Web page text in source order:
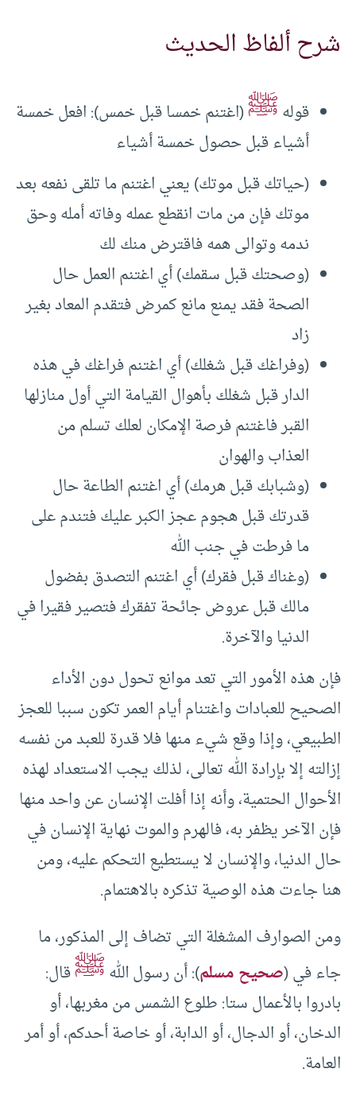
شرح ألفاظ الحديث
قولهﷺ(اغتنم خمسا قبل خمس): افعل خمسة
أشياء قبل حصول خمسة أشياء
(حياتك قبل موتك) يعني اغتنم ما تلقى نفعه بعد
موتك فإن من مات انقطع عمله وفاته أمله وحق
ندمه وتوالى همه فاقترض منك لك
(وصحتك قبل سقمك) أي اغتنم العمل حال
الصحة فقد يمنع مانع كمرض فتقدم المعاد بغير
زاد
(وفراغك قبل شغلك) أي اغتنم فراغك في هذه
الدار قبل شغلك بأهوال القيامة التي أول منازلها
القبر فاغتنم فرصة الإمكان لعلك تسلم من
العذاب والهوان
(وشبابك قبل هرمك) أي اغتنم الطاعة حال
قدرتك قبل هجوم عجز الكبر عليك فتندم على
ما فرطت في جنب الله
(وغناك قبل فقرك) أي اغتنم التصدق بفضول
مالك قبل عروض جائحة تفقرك فتصير فقيرا في
الدنيا والآخرة.
فإن هذه الأمور التي تعد موانع تحول دون الأداء
الصحيح للعبادات واغتنام أيام العمر تكون سببا للعجز
الطبيعي، وإذا وقع شيء منها فلا قدرة للعبد من نفسه
إزالته إلا بإرادة الله تعالى، لذلك يجب الاستعداد لهذه
الأحوال الحتمية، وأنه إذا أفلت الإنسان عن واحد منها
فإن الآخر يظفر به، فالهرم والموت نهاية الإنسان في
حال الدنيا، والإنسان لا يستطيع التحكم عليه، ومن
هنا جاءت هذه الوصية تذكره بالاهتمام.
ومن الصوارف المشغلة التي تضاف إلى المذكور، ما
جاء في (صحيح مسلم): أن رسول اللهﷺقال:
بادروا بالأعمال ستا: طلوع الشمس من مغربها، أو
الدخان، أو الدجال، أو الدابة، أو خاصة أحدكم، أو أمر
العامة.